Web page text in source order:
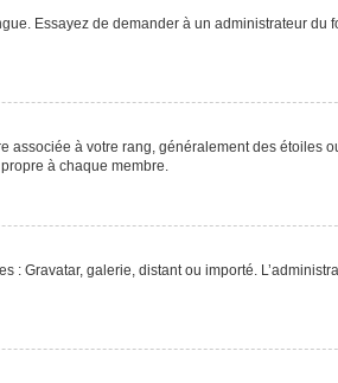
Essayez de demander à un administrateur du
associée à votre rang, généralement des étoiles
à chaque membre.
: Gravatar, galerie, distant ou importé.